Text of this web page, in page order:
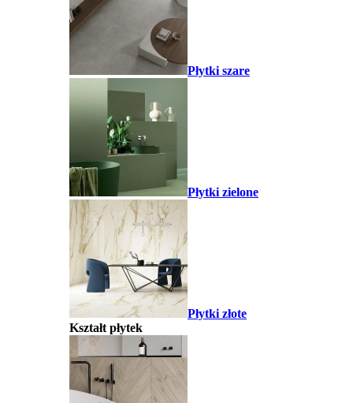
Płytki szare
Płytki zielone
Płytki złote
Kształt płytek